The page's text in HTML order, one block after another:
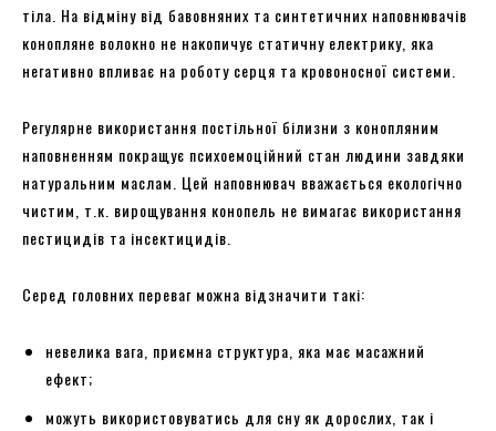
тіла. На відміну від бавовняних та синтетичних наповнювачів
конопляне волокно не накопичує статичну електрику, яка
негативно впливає на роботу серця та кровоносної системи.
Регулярне використання постільної білизни з конопляним
наповненням покращує психоемоційний стан людини завдяки
натуральним маслам. Цей наповнювач вважається екологічно
чистим, т.к. вирощування конопель не вимагає використання
пестицидів та інсектицидів.
Серед головних переваг можна відзначити такі:
невелика вага, приємна структура, яка має масажний
ефект;
можуть використовуватись для сну як дорослих, так і